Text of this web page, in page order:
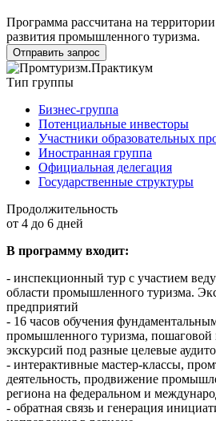
Программа рассчитана на
развития промышленного туризма.
Отправить запрос
Тип группы
Бизнес-группа
Потенциальные инвесторы
Участники образовательных
Иностранная группа
Официальная делегация
Государственные структуры
Продолжительность
от 4 до 6 дней
В программу входит:
- инспекционный тур с участием
области промышленного туризма.
предприятий
- 16 часов обучения
промышленного туризма, пошаговой
экскурсий под разные целевые
- интерактивные мастер-классы,
деятельность, продвижение
региона на федеральном и
- обратная связь и генерация